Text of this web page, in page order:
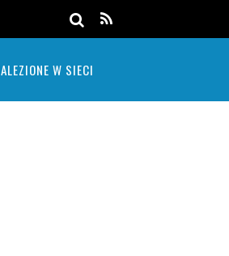
W SIECI